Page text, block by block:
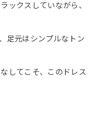
ックスしていながら、
足元はシンプルなトン
してこそ、このドレス